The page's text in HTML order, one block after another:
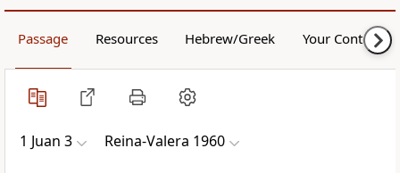
Passage Resources Hebrew/Greek Your Content
1 Juan 3 Reina-Valera 1960